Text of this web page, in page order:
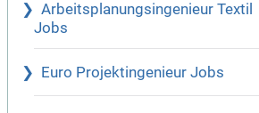
Arbeitsplanungsingenieur Textil
Jobs
Euro Projektingenieur Jobs